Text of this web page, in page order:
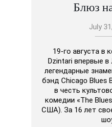
Блюз
July
19-го августа в
Dzintari впервые
легендарные
бэнд Chicago Blues
в честь
комедии «The
США). За 16 лет